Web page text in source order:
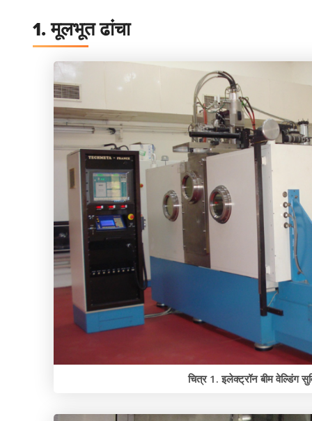
1. मूलभूत ढांचा
चित्र 1. इलेक्ट्रॉन बीम वेल्डिंग